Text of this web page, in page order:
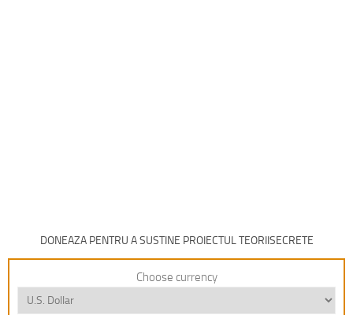
DONEAZA PENTRU A SUSTINE PROIECTUL TEORIISECRETE
Choose currency